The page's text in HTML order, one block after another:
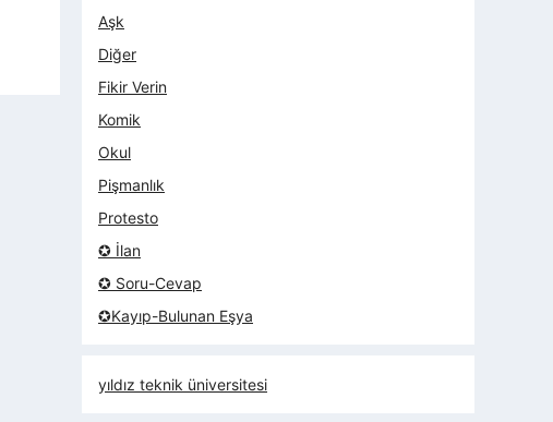
Aşk
Diğer
Fikir Verin
Komik
Okul
Pişmanlık
Protesto
✪ İlan
✪ Soru-Cevap
✪Kayıp-Bulunan Eşya
yıldız teknik üniversitesi